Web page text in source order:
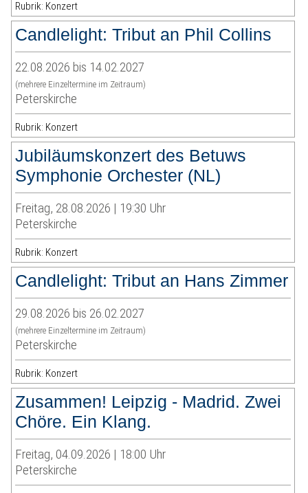
Rubrik: Konzert
Candlelight: Tribut an Phil Collins
22.08.2026 bis 14.02.2027
(mehrere Einzeltermine im Zeitraum)
Peterskirche
Rubrik: Konzert
Jubiläumskonzert des Betuws
Symphonie Orchester (NL)
Freitag, 28.08.2026 | 19:30 Uhr
Peterskirche
Rubrik: Konzert
Candlelight: Tribut an Hans Zimmer
29.08.2026 bis 26.02.2027
(mehrere Einzeltermine im Zeitraum)
Peterskirche
Rubrik: Konzert
Zusammen! Leipzig - Madrid. Zwei
Chöre. Ein Klang.
Freitag, 04.09.2026 | 18:00 Uhr
Peterskirche